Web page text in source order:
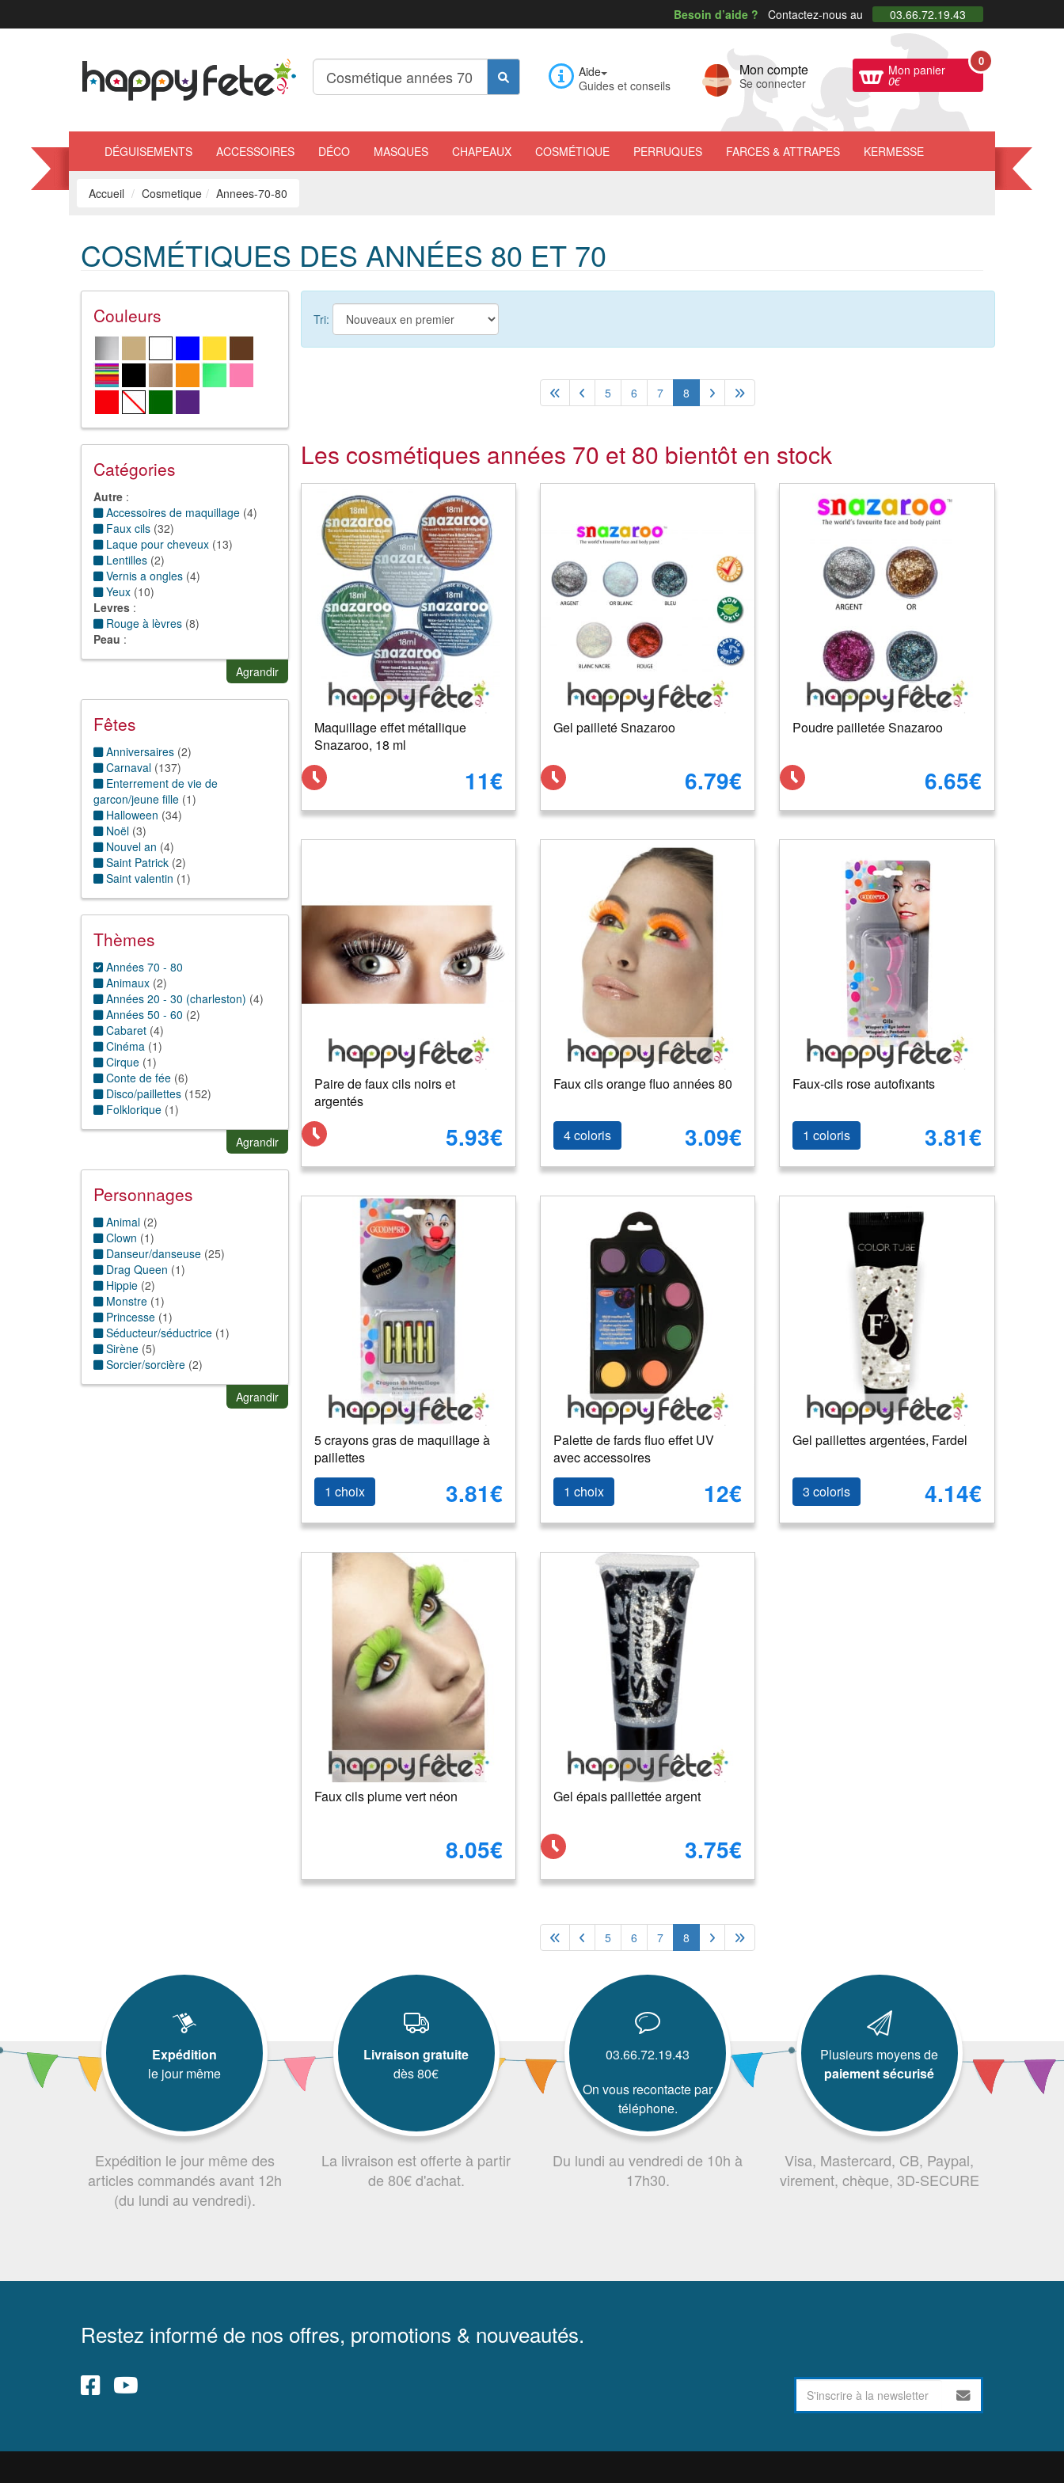
Besoin d’aide ? Contactez-nous au 03.66.72.19.43
Aide
Guides et conseils
Mon compte
Se connecter
Mon panier
0€
0
DÉGUISEMENTS ACCESSOIRES DÉCO MASQUES CHAPEAUX COSMÉTIQUE PERRUQUES FARCES & ATTRAPES KERMESSE
Accueil Cosmetique Annees-70-80
COSMÉTIQUES DES ANNÉES 80 ET 70
Couleurs
Catégories
Autre :
Accessoires de maquillage (4)
Faux cils (32)
Laque pour cheveux (13)
Lentilles (2)
Vernis a ongles (4)
Yeux (10)
Levres :
Rouge à lèvres (8)
Peau :
Crayons de maquillage(10)
Paillettes(49)
Peau autre
Tatouages
Agrandir
Fêtes
Anniversaires (2)
Carnaval (137)
Enterrement de vie de
garcon/jeune fille (1)
Halloween (34)
Noël (3)
Nouvel an (4)
Saint Patrick (2)
Saint valentin (1)
Thèmes
Années 70 - 80
Animaux (2)
Années 20 - 30 (charleston) (4)
Années 50 - 60 (2)
Cabaret (4)
Cinéma (1)
Cirque (1)
Conte de fée (6)
Disco/paillettes (152)
Folklorique (1)
Gothique(2)
Magie & sorcellerie(5)
Nature( 1
Punk(2)
Sexy/Charme
Stars/célébrités
Agrandir
Personnages
Animal (2)
Clown (1)
Danseur/danseuse (25)
Drag Queen (1)
Hippie (2)
Monstre (1)
Princesse (1)
Séducteur/séductrice (1)
Sirène (5)
Sorcier/sorcière (2)
Vampire(1)
Agrandir
Tri:
5 6 7 8
Les cosmétiques années 70 et 80 bientôt en stock
Maquillage effet métallique
Snazaroo, 18 ml
11€
Gel pailleté Snazaroo
6.79€
Poudre pailletée Snazaroo
6.65€
Paire de faux cils noirs et
argentés
5.93€
Faux cils orange fluo années 80
4 coloris 3.09€
Faux-cils rose autofixants
1 coloris 3.81€
5 crayons gras de maquillage à
paillettes
1 choix
3.81€
Palette de fards fluo effet UV
avec accessoires
1 choix
12€
Gel paillettes argentées, Fardel
3 coloris 4.14€
Faux cils plume vert néon
8.05€
Gel épais paillettée argent
3.75€
5 6 7 8
Expédition
le jour même
Expédition le jour même des
articles commandés avant 12h
(du lundi au vendredi).
Livraison gratuite
dès 80€
La livraison est offerte à partir
de 80€ d'achat.
03.66.72.19.43
On vous recontacte par
téléphone.
Du lundi au vendredi de 10h à
17h30.
Plusieurs moyens de
paiement sécurisé
Visa, Mastercard, CB, Paypal,
virement, chèque, 3D-SECURE
Restez informé de nos offres, promotions & nouveautés.